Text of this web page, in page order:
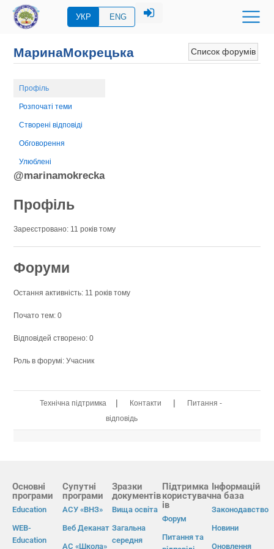
УКР ENG
Список форумів
МаринаМокрецька
Профіль
Розпочаті теми
Створені відповіді
Обговорення
Улюблені
@marinamokrecka
Профіль
Зареєстровано: 11 років тому
Форуми
Остання активність: 11 років тому
Почато тем: 0
Відповідей створено: 0
Роль в форумі: Учасник
Технічна підтримка | Контакти |
Питання -
відповідь
Основні
програми
Education
WEB-
Education
Супутні
програми
АСУ «ВНЗ»
Веб Деканат
АС «Школа»
Зразки
документів
Вища освіта
Загальна
середня
Підтримка
користувач
ів
Форум
Питання та
Інформацій
на база
Законодавство
Новини
Оновлення